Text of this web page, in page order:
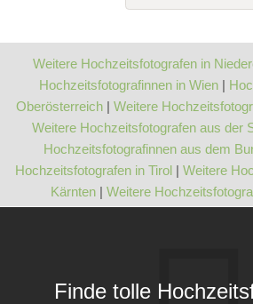
Weitere Hochzeitsfotografen in
Hochzeitsfotografinnen in Wien |
Oberösterreich | Weitere
Weitere Hochzeitsfotografen aus der
Hochzeitsfotografinnen aus dem
Hochzeitsfotografen in Tirol | Weitere
Kärnten | Weitere
Finde tolle